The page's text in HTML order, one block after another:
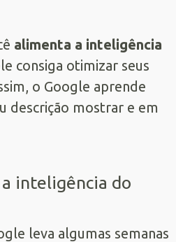
alimenta a inteligência
consiga otimizar seus
o Google aprende
descrição mostrar e em
inteligência do
leva algumas semanas